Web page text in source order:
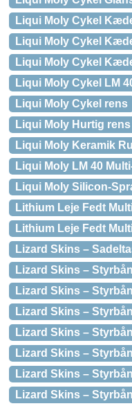
Liqui Moly Cykel
Liqui Moly Cykel
Liqui Moly Cykel
Liqui Moly Cykel LM
Liqui Moly Cykel rens
Liqui Moly Hurtig rens
Liqui Moly Keramik
Liqui Moly LM 40
Liqui Moly Silicon-
Lithium Leje Fedt
Lithium Leje Fedt
Lizard Skins –
Lizard Skins –
Lizard Skins –
Lizard Skins –
Lizard Skins –
Lizard Skins –
Lizard Skins –
Lizard Skins –